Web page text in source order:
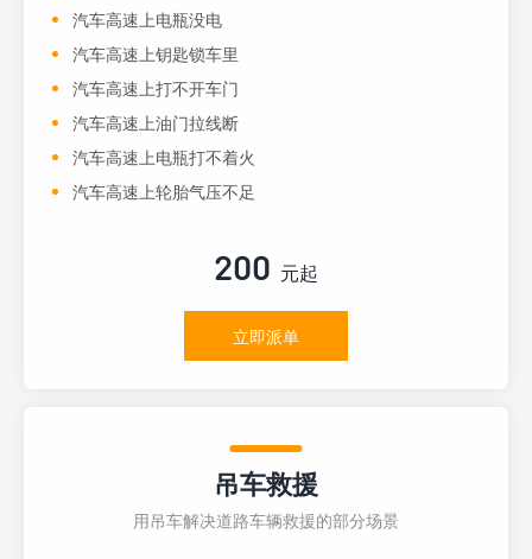
汽车高速上电瓶没电
汽车高速上钥匙锁车里
汽车高速上打不开车门
汽车高速上油门拉线断
汽车高速上电瓶打不着火
汽车高速上轮胎气压不足
200 元起
立即派单
吊车救援
用吊车解决道路车辆救援的部分场景